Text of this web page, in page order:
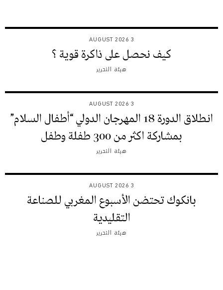
3 AUGUST 2026
كيف نحصل على ذاكرة قوية ؟
هيئة التحرير
3 AUGUST 2026
انطلاق الدورة 18 المهرجان الدولي “أطفال السلام”
بمشاركة اكثر من 300 طفلة وطفل
هيئة التحرير
3 AUGUST 2026
بانكوك تحتضن الأسبوع المغربي للصناعة
التقليدية
هيئة التحرير